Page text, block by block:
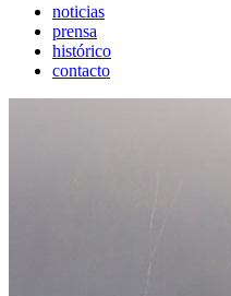
noticias
prensa
histórico
contacto